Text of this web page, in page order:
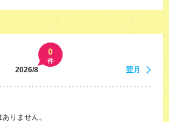
2026/8
0
件
翌月
りません。